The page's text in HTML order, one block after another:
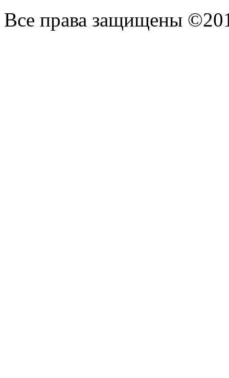
Все права защищены